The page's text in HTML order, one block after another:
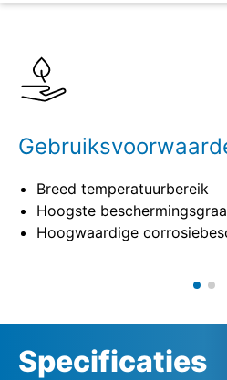
Verwante producten
Breed temperatuurbereik
Hoogste
Hoogwaardige
Specificaties